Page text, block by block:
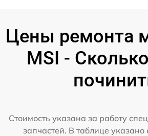
Цены ремонта
MSI -
Стоимость указана за работу
запчастей. В таблице указано